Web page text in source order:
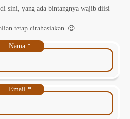
sini, yang ada bintangnya wajib diisi
tetap dirahasiakan. 😉
Nama *
Email *